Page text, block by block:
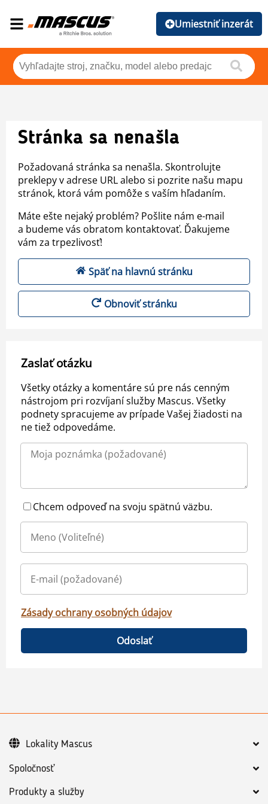
Umiestniť inzerát
Stránka sa nenašla
Požadovaná stránka sa nenašla. Skontrolujte
preklepy v adrese URL alebo si pozrite našu mapu
stránok, ktorá vám pomôže s vaším hľadaním.
Máte ešte nejaký problém? Pošlite nám e-mail
a budeme vás obratom kontaktovať. Ďakujeme
vám za trpezlivosť!
Späť na hlavnú stránku
Obnoviť stránku
Zaslať otázku
Všetky otázky a komentáre sú pre nás cenným
nástrojom pri rozvíjaní služby Mascus. Všetky
podnety spracujeme av prípade Vašej žiadosti na
ne tiež odpovedáme.
Chcem odpoveď na svoju spätnú väzbu.
Zásady ochrany osobných údajov
Odoslať
Spoločnosť
Produkty a služby
Lokality Mascus